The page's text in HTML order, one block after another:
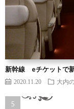
新幹線 eチケットで
2020.11.20 大内